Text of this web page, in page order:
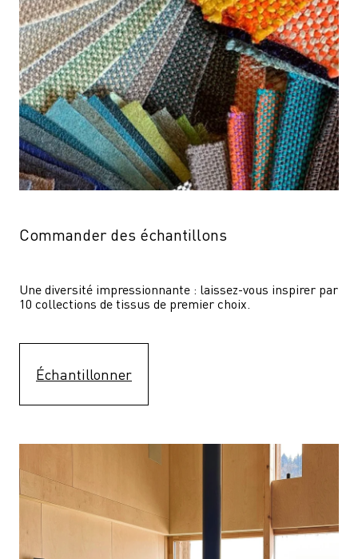
Commander des échantillons
Une diversité impressionnante : laissez-vous inspirer par
10 collections de tissus de premier choix.
Échantillonner